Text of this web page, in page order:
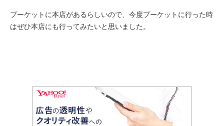
プーケットに本店があるらしいので、今度プーケットに行った時
はぜひ本店にも行ってみたいと思いました。